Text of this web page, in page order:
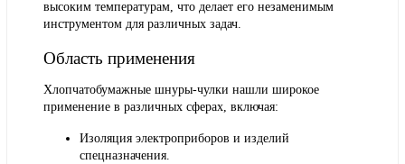
высоким температурам, что делает его незаменимым
инструментом для различных задач.
Область применения
Хлопчатобумажные шнуры-чулки нашли широкое
применение в различных сферах, включая:
Изоляция электроприборов и изделий
спецназначения.